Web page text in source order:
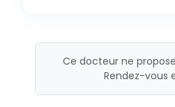
Ce docteur ne
Rendez-vous